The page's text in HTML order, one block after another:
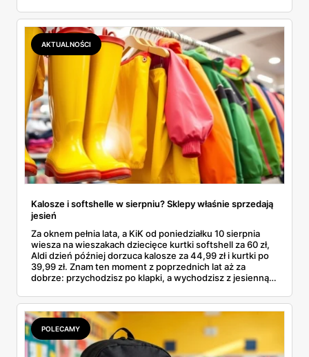
kosztuje i po czym poznać, że sprzedawca nie wciska nam
podróbki. Spisałam wszystko, czego się dowiedziałam —
łącznie z jedną wpadką, o której za chwilę.
AKTUALNOŚCI
Kalosze i softshelle w sierpniu? Sklepy właśnie sprzedają
jesień
Za oknem pełnia lata, a KiK od poniedziałku 10 sierpnia
wiesza na wieszakach dziecięce kurtki softshell za 60 zł,
Aldi dzień później dorzuca kalosze za 44,99 zł i kurtki po
39,99 zł. Znam ten moment z poprzednich lat aż za
dobrze: przychodzisz po klapki, a wychodzisz z jesienną
pojawi się w gazetkach w przyszłym tygodniu i czy jest
sens kupować jesień, zanim skończą się wakacje.
POLECAMY